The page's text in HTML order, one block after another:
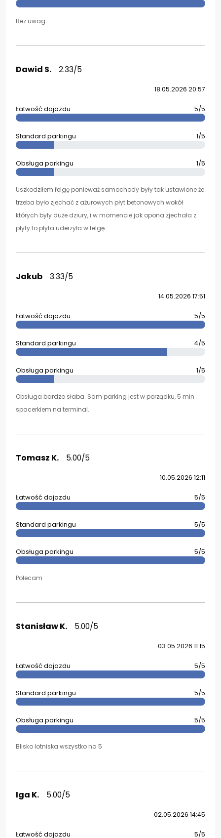
Bez uwag.
Dawid S. 2.33/5
18.05.2026 20:57
Łatwość dojazdu 5/5
Standard parkingu 1/5
Obsługa parkingu 1/5
Uszkodziłem felgę ponieważ samochody były tak ustawione że
trzeba było zjechać z ażurowych płyt betonowych wokół
których były duże dziury, i w momencie jak opona zjechała z
płyty to płyta uderzyła w felgę.
Jakub 3.33/5
14.05.2026 17:51
Łatwość dojazdu 5/5
Standard parkingu 4/5
Obsługa parkingu 1/5
Obsługa bardzo słaba. Sam parking jest w porządku, 5 min
spacerkiem na terminal.
Tomasz K. 5.00/5
10.05.2026 12:11
Łatwość dojazdu 5/5
Standard parkingu 5/5
Obsługa parkingu 5/5
Polecam
Stanisław K. 5.00/5
03.05.2026 11:15
Łatwość dojazdu 5/5
Standard parkingu 5/5
Obsługa parkingu 5/5
Blisko lotniska wszystko na 5
Iga K. 5.00/5
02.05.2026 14:45
Łatwość dojazdu 5/5